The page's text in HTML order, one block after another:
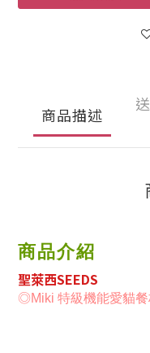
商品描述
商品介紹
聖萊西SEEDS
◎Miki 特級機能愛貓